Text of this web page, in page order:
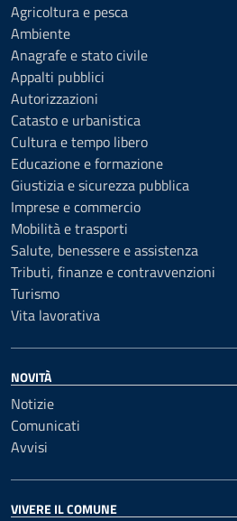
Agricoltura e pesca
Ambiente
Anagrafe e stato civile
Appalti pubblici
Autorizzazioni
Catasto e urbanistica
Cultura e tempo libero
Educazione e formazione
Giustizia e sicurezza pubblica
Imprese e commercio
Mobilità e trasporti
Salute, benessere e assistenza
Tributi, finanze e contravvenzioni
Turismo
Vita lavorativa
NOVITÀ
Notizie
Comunicati
Avvisi
VIVERE IL COMUNE